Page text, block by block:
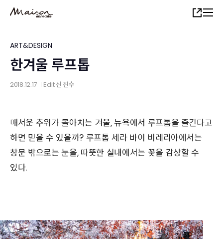
content
Share
ART&DESIGN
한겨울 루프톱
2018.12.17 Edit신 진수
매서운 추위가 몰아치는 겨울, 뉴욕에서 루프톱을 즐긴다고
하면 믿을 수 있을까? 루프톱 세라 바이 비레리아에서는
창문 밖으로는 눈을, 따뜻한 실내에서는 꽃을 감상할 수
있다.